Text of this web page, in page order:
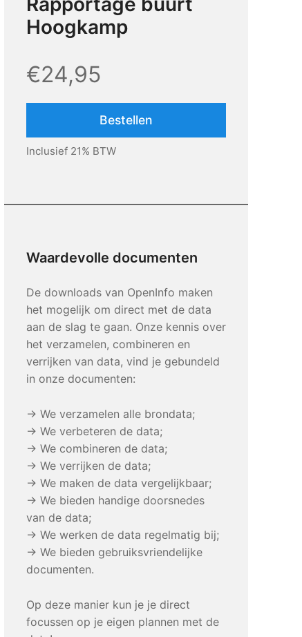
Hoogkamp
€24,95
Bestellen
Inclusief 21% BTW
Waardevolle documenten
De downloads van OpenInfo maken
het mogelijk om direct met de data
aan de slag te gaan. Onze kennis over
het verzamelen, combineren en
verrijken van data, vind je gebundeld
in onze documenten:
→ We verzamelen alle brondata;
→ We verbeteren de data;
→ We combineren de data;
→ We verrijken de data;
→ We maken de data vergelijkbaar;
→ We bieden handige doorsnedes
van de data;
→ We werken de data regelmatig bij;
→ We bieden gebruiksvriendelijke
documenten.
Op deze manier kun je je direct
focussen op je eigen plannen met de